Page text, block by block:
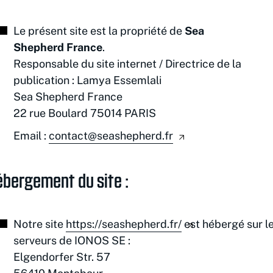
Le présent site est la propriété de Sea
Shepherd France.
Responsable du site internet / Directrice de la
publication : Lamya Essemlali
Sea Shepherd France
22 rue Boulard 75014 PARIS
Email : contact@seashepherd.fr
du site :
Notre site https://seashepherd.fr/est hébergé sur
serveurs de IONOS SE :
Elgendorfer Str. 57